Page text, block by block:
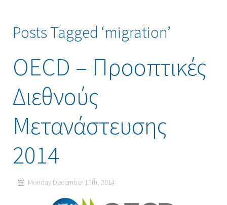
Posts Tagged ‘migration’
OECD – Προοπτικές
Διεθνούς
Μετανάστευσης
2014
Monday December 15th, 2014